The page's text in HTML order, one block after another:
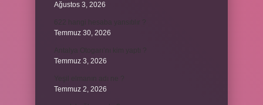
Ağustos 3, 2026
Temmuz 30, 2026
Temmuz 3, 2026
Temmuz 2, 2026